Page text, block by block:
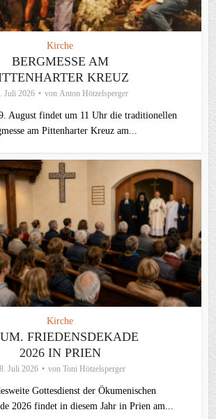
Kirche
BERGMESSE AM
KREUZ
Juli 2026 von Anton Hötzelsperger
August findet um 11 Uhr die traditionellen
am Pittenharter Kreuz am...
Kirche
FRIEDENSDEKADE
2026 IN PRIEN
Juli 2026 von Toni Hötzelsperger
Gottesdienst der Ökumenischen
2026 findet in diesem Jahr in Prien am...